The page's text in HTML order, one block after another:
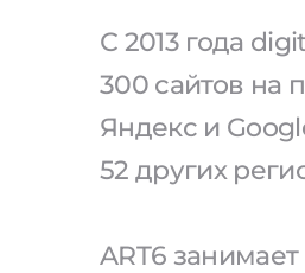
С 2013 года
300 сайтов на
Яндекс и
52 других
ART6